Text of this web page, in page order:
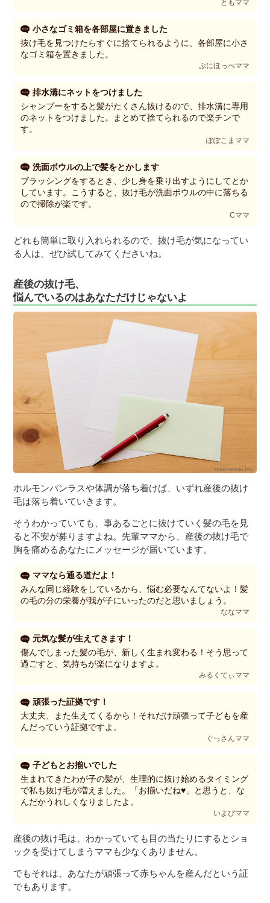
ともママ
小さなゴミ箱を各部屋に置きました
抜け毛を見つけたらすぐに捨てられるように、各部屋に小さ
なゴミ箱を置きました。
ぷにほっぺママ
排水溝にネットをつけました
シャンプーをすると髪がたくさん抜けるので、排水溝に専用
のネットをつけました。まとめて捨てられるので楽チンで
す。
ぽぽこまママ
洗面ボウルの上で髪をとかします
ブラッシングをするとき、少し身を乗り出すようにしてとか
しています。こうすると、抜け毛が洗面ボウルの中に落ちる
ので掃除が楽です。
Cママ
どれも簡単に取り入れられるので、抜け毛が気になってい
る人は、ぜひ試してみてくださいね。
産後の抜け毛、
悩んでいるのはあなただけじゃないよ
ホルモンバンラスや体調が落ち着けば、いずれ産後の抜け
毛は落ち着いていきます。
そうわかっていても、事あるごとに抜けていく髪の毛を見
ると不安が募りますよね。先輩ママから、産後の抜け毛で
胸を痛めるあなたにメッセージが届いています。
ママなら通る道だよ！
みんな同じ経験をしているから、悩む必要なんてないよ！髪
の毛の分の栄養が我が子にいったのだと思いましょう。
ななママ
元気な髪が生えてきます！
傷んでしまった髪の毛が、新しく生まれ変わる！そう思って
過ごすと、気持ちが楽になりますよ。
みるくてぃママ
頑張った証拠です！
大丈夫、また生えてくるから！それだけ頑張って子どもを産
んだっていう証拠ですよ。
ぐっさんママ
子どもとお揃いでした
生まれてきたわが子の髪が、生理的に抜け始めるタイミング
で私も抜け毛が増えました。「お揃いだね♥」と思うと、な
んだかうれしくなりましたよ。
いよぴママ
産後の抜け毛は、わかっていても目の当たりにするとショ
ックを受けてしまうママも少なくありません。
でもそれは、あなたが頑張って赤ちゃんを産んだという証
でもあります。